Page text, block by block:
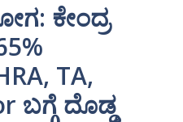
ಕೇಂದ್ರ
TA,
ಬಗ್ಗೆ ದೊಡ್ಡ